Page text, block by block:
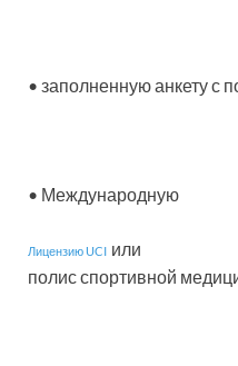
• заполненную анкету с
• Международную
Лицензию UCI или
полис спортивной